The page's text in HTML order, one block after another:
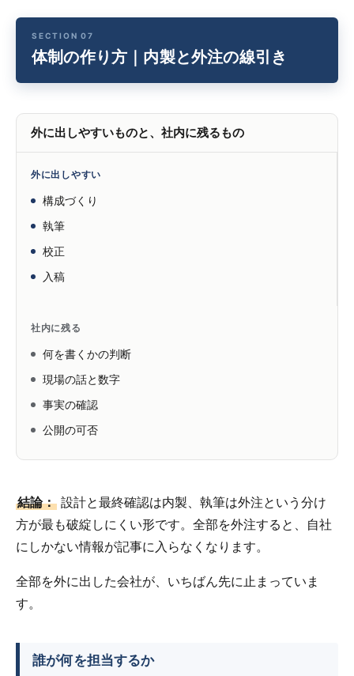
体制の作り方｜内製と外注の線引き
外に出しやすいものと、社内に残るもの
外に出しやすい
構成づくり
執筆
校正
入稿
社内に残る
何を書くかの判断
現場の話と数字
事実の確認
公開の可否
結論： 設計と最終確認は内製、執筆は外注という分け
方が最も破綻しにくい形です。全部を外注すると、自社
にしかない情報が記事に入らなくなります。
全部を外に出した会社が、いちばん先に止まっていま
す。
誰が何を担当するか